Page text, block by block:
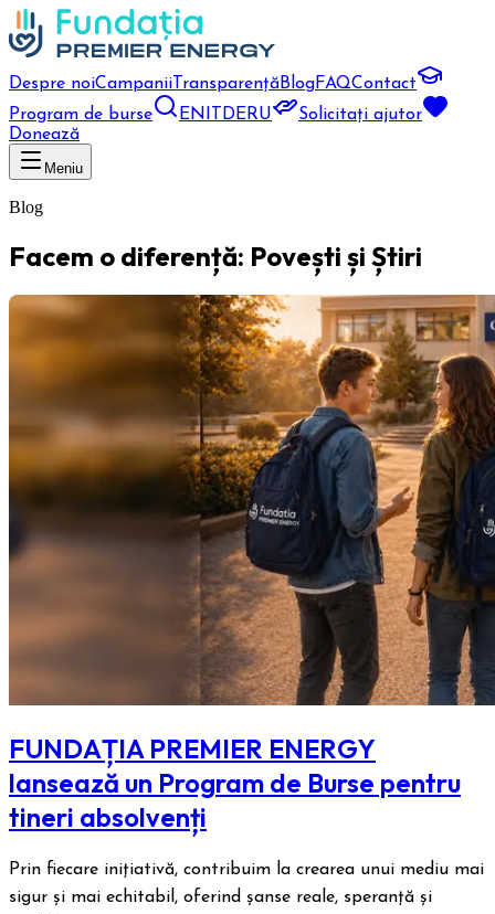
Despre noiCampanii TransparențăBlogFAQContact
Program de burse
EN DERU
Solicitați ajutor
Donează
Meniu
Blog
Facem o diferență: Povești și Știri
FUNDAȚIA PREMIER ENERGY
lansează un Program de Burse pentru
tineri absolvenți
Prin fiecare inițiativă, contribuim la crearea unui mediu mai
sigur și mai echitabil, oferind șanse reale, speranță și